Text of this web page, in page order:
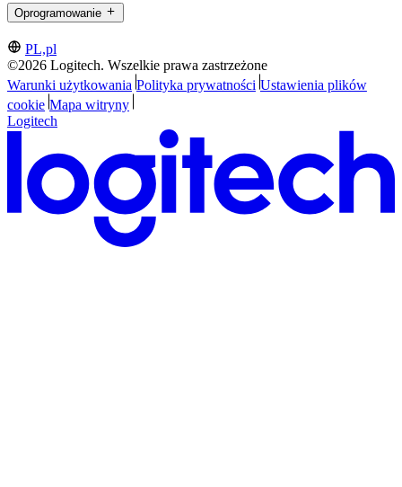
Oprogramowanie
PL,pl
©2026 Logitech. Wszelkie prawa zastrzeżone
Warunki użytkowania Polityka prywatności Ustawienia plików
cookie Mapa witryny
Logitech